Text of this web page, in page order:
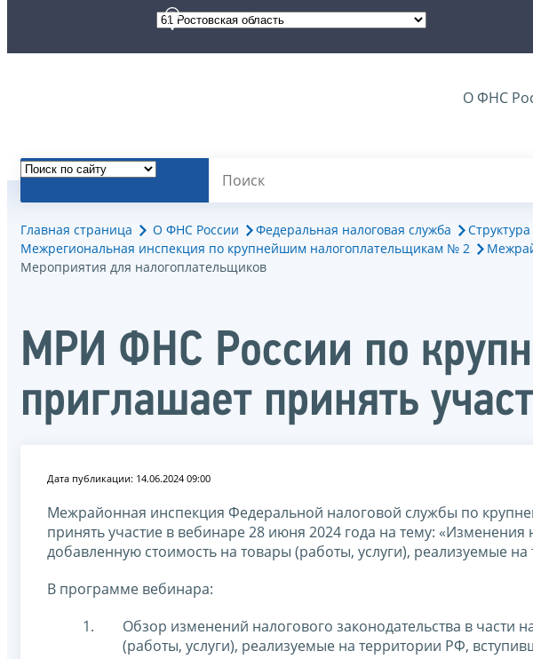
О ФНС
Главная страница О ФНС России Федеральная налоговая служба
Межрегиональная инспекция по крупнейшим налогоплательщикам № 2
Мероприятия для налогоплательщиков
МРИ ФНС России по
приглашает принять
Дата публикации: 14.06.2024 09:00
Межрайонная инспекция Федеральной налоговой службы по
принять участие в вебинаре 28 июня 2024 года на тему: «Изменения
добавленную стоимость на товары (работы, услуги), реализуемые
В программе вебинара:
Обзор изменений налогового законодательства в части
(работы, услуги), реализуемые на территории РФ,